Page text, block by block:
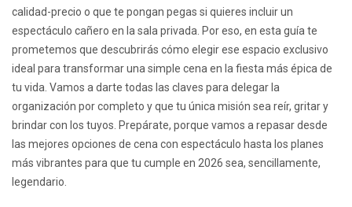
calidad-precio o que te pongan pegas si quieres incluir un
espectáculo cañero en la sala privada. Por eso, en esta guía te
prometemos que descubrirás cómo elegir ese espacio exclusivo
ideal para transformar una simple cena en la fiesta más épica de
tu vida. Vamos a darte todas las claves para delegar la
organización por completo y que tu única misión sea reír, gritar y
brindar con los tuyos. Prepárate, porque vamos a repasar desde
las mejores opciones de cena con espectáculo hasta los planes
más vibrantes para que tu cumple en 2026 sea, sencillamente,
legendario.